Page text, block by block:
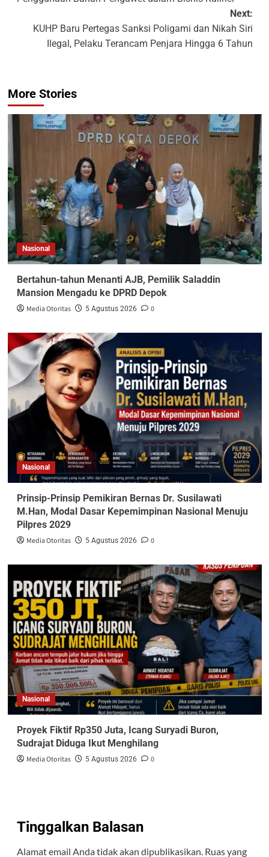
Next:
KUHP Baru Pertegas Sanksi Poligami dan Nikah Siri
Ilegal, Pelaku Terancam Penjara Hingga 6 Tahun
More Stories
Nasional
Bertahun-tahun Menanti AJB, Pemilik Saladdin
Mansion Mengadu ke DPRD Depok
Media Otoritas 5 Agustus 2026 0
Nasional
Prinsip-Prinsip Pemikiran Bernas Dr. Susilawati
M.Han, Modal Dasar Kepemimpinan Nasional Menuju
Pilpres 2029
Media Otoritas 5 Agustus 2026 0
Nasional
Proyek Fiktif Rp350 Juta, Icang Suryadi Buron,
Sudrajat Diduga Ikut Menghilang
Media Otoritas 5 Agustus 2026 0
Tinggalkan Balasan
Alamat email Anda tidak akan dipublikasikan. Ruas yang